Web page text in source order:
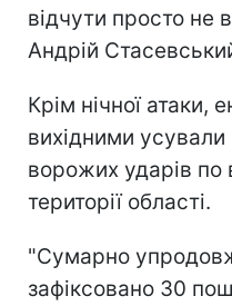
відчути просто не
Андрій
Крім нічної атаки,
вихідними усували
ворожих ударів по
території області.
"Сумарно
зафіксовано 30